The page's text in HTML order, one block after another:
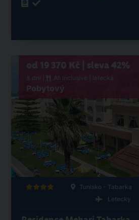
od 19 370 Kč | sleva 42%
8 dní | All Inclusive | letecká
Pobytový
Tunisko - Tabarka
Letecky